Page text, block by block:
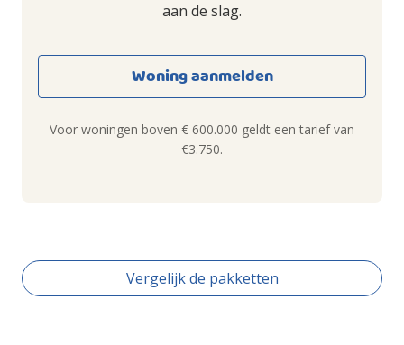
aan de slag.
Woning aanmelden
Voor woningen boven € 600.000 geldt een tarief van
€3.750.
Vergelijk de pakketten